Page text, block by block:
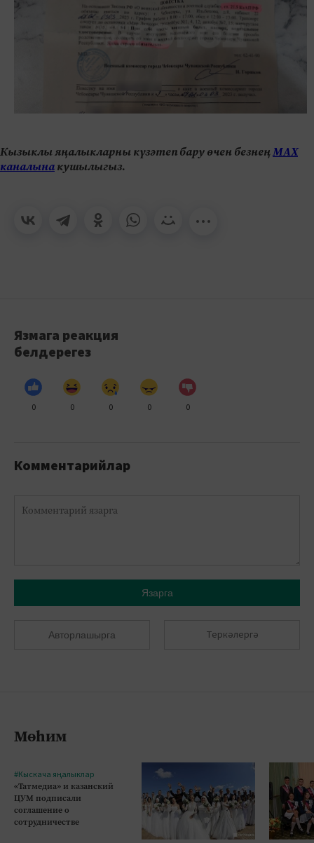
Кызыклы яңалыкларны күзәтеп бару өчен безнеңМАХ
каналынакушылыгыз.
Язмага реакция
белдерегез
0 0 0 0 0
Комментарийлар
Язарга
Авторлашырга Теркәлергә
Мөһим
#Кыскача яңалыклар
«Татмедиа» и казанский
ЦУМ подписали
соглашение о
сотрудничестве